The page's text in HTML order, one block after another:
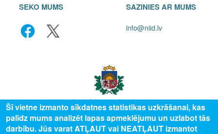
SEKO MUMS SAZINIES AR MUMS
info@niid.lv
© 2025 Valsts izglītības attīstības aģentūra, publicētā satura visas tiesības
Šī vietne izmanto sīkdatnes statistikas uzkrāšanai, kas
palīdz mums analizēt lapas apmeklējumu un uzlabot tās
darbību. Jūs varat ATĻAUT vai NEATĻAUT izmantot